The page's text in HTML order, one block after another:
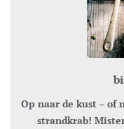
Op naar de kust – of naar de viskraam op de markt – voor
strandkrab!